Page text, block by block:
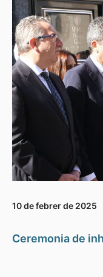
10 de febrer de 2025
Ceremonia de